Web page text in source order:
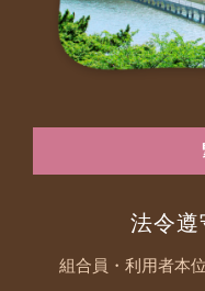
法令遵
組合員・利用者本